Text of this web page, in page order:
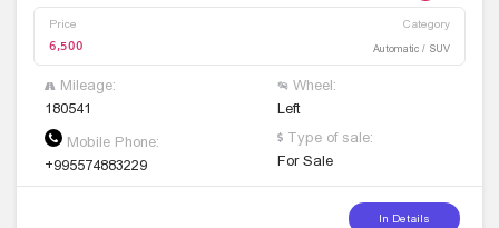
Price Category
6,500 Automatic / SUV
Mileage:
180541
Wheel:
Left
Mobile Phone:
+995574883229
Type of sale:
For Sale
In Details